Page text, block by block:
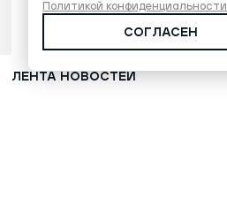
ЛЕНТА НОВОСТЕЙ
Политикой конфиденциальности
СОГЛАСЕН